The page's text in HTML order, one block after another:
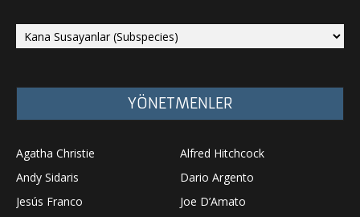
YÖNETMENLER
Agatha Christie
Alfred Hitchcock
Andy Sidaris
Dario Argento
Jesús Franco
Joe D’Amato